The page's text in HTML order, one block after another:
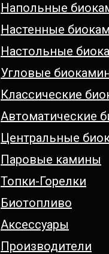
Напольные
Настенные
Настoльные
Угловые
Классические
Автоматические
Центральные
Паровые камины
Топки-Горелки
Биотопливо
Аксессуары
Производители